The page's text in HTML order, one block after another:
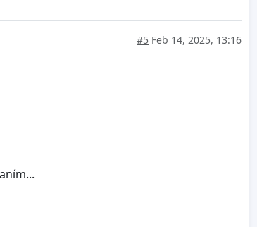
#5 Feb 14, 2025, 13:16